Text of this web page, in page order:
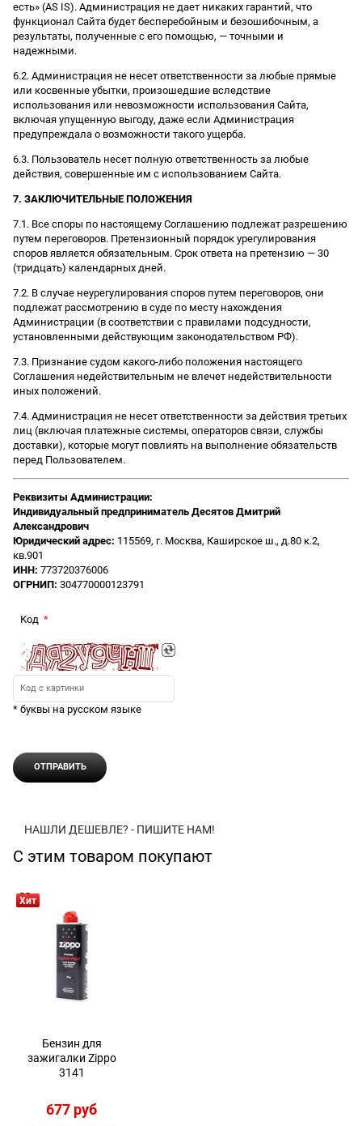
есть» (AS IS). Администрация не дает никаких гарантий, что
функционал Сайта будет бесперебойным и безошибочным, а
результаты, полученные с его помощью, — точными и
надежными.
6.2. Администрация не несет ответственности за любые прямые
или косвенные убытки, произошедшие вследствие
использования или невозможности использования Сайта,
включая упущенную выгоду, даже если Администрация
предупреждала о возможности такого ущерба.
6.3. Пользователь несет полную ответственность за любые
действия, совершенные им с использованием Сайта.
7. ЗАКЛЮЧИТЕЛЬНЫЕ ПОЛОЖЕНИЯ
7.1. Все споры по настоящему Соглашению подлежат разрешению
путем переговоров. Претензионный порядок урегулирования
споров является обязательным. Срок ответа на претензию — 30
(тридцать) календарных дней.
7.2. В случае неурегулирования споров путем переговоров, они
подлежат рассмотрению в суде по месту нахождения
Администрации (в соответствии с правилами подсудности,
установленными действующим законодательством РФ).
7.3. Признание судом какого-либо положения настоящего
Соглашения недействительным не влечет недействительности
иных положений.
7.4. Администрация не несет ответственности за действия третьих
лиц (включая платежные системы, операторов связи, службы
доставки), которые могут повлиять на выполнение обязательств
перед Пользователем.
Реквизиты Администрации:
Индивидуальный предприниматель Десятов Дмитрий
Александрович
Юридический адрес: 115569, г. Москва, Каширское ш., д.80 к.2,
кв.901
ИНН: 773720376006
ОГРНИП: 304770000123791
Код
* буквы на русском языке
НАШЛИ ДЕШЕВЛЕ? - ПИШИТЕ НАМ!
С этим товаром покупают
Хит
Бензин для
зажигалки Zippo
3141
677 руб